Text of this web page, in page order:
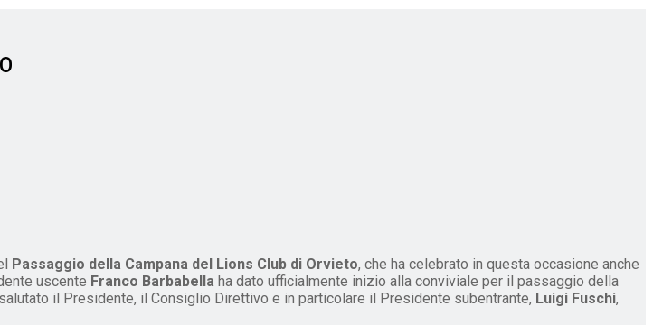
Passaggio della Campana del Lions Club di Orvieto, che ha celebrato in questa occasione anche
uscente Franco Barbabella ha dato ufficialmente inizio alla conviviale per il passaggio della
il Presidente, il Consiglio Direttivo e in particolare il Presidente subentrante, Luigi Fuschi,